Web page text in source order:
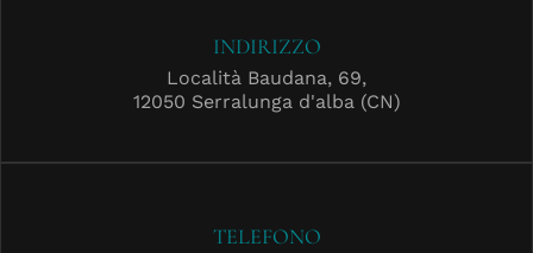
INDIRIZZO
Località Baudana, 69,
12050 Serralunga d'alba (CN)
TELEFONO